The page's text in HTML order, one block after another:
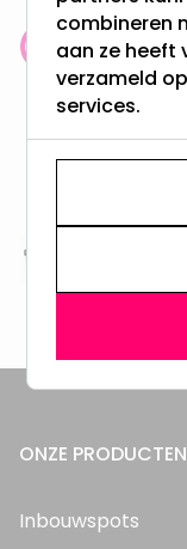
meer dan
& 100
Altijd uit
3000m2 -
ONZE PRODUCTEN
Inbouwspots
combineren
aan ze heeft
verzameld
services.